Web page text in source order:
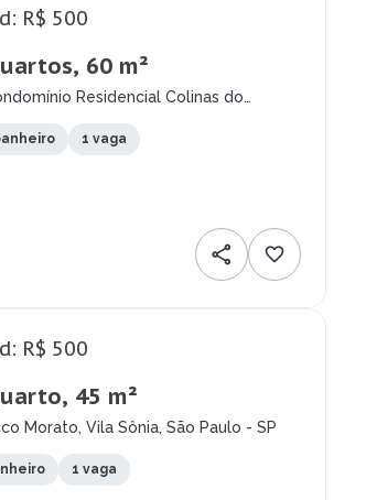
R$ 500
60 m²
Residencial Colinas do
1 vaga
R$ 500
45 m²
Morato, Vila Sônia, São Paulo - SP
1 vaga